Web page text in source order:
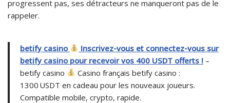
progressent pas, ses détracteurs ne manqueront pas de le
rappeler.
betify casino
Inscrivez-vous et connectez-vous sur
betify casino pour recevoir vos 400 USDT offerts ! –
betify casino
Casino français betify casino :
1300 USDT en cadeau pour les nouveaux joueurs.
Compatible mobile, crypto, rapide.